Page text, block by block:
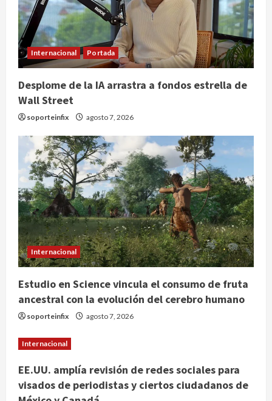
Internacional Portada
Desplome de la IA arrastra a fondos estrella de
Wall Street
soporteinfix agosto 7, 2026
Internacional
Estudio en Science vincula el consumo de fruta
ancestral con la evolución del cerebro humano
soporteinfix agosto 7, 2026
Internacional
EE.UU. amplía revisión de redes sociales para
visados de periodistas y ciertos ciudadanos de
2
Colombia despide al gobierno de
Gustavo Petro tras cuatro años de
promesas de cambio
agosto 7, 2026
3
Hijos de presidentes bajo escrutinio
institucional en Brasil, Guinea
Ecuatorial, Angola y EE.UU.
agosto 7, 2026
Investiga Cofepris posible vínculo
de chiles jalapeños mexicanos con
Ángela Buitrago señala videos